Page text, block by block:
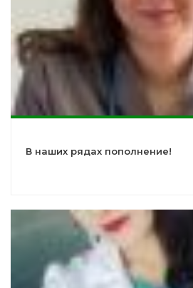
В наших рядах пополнение!